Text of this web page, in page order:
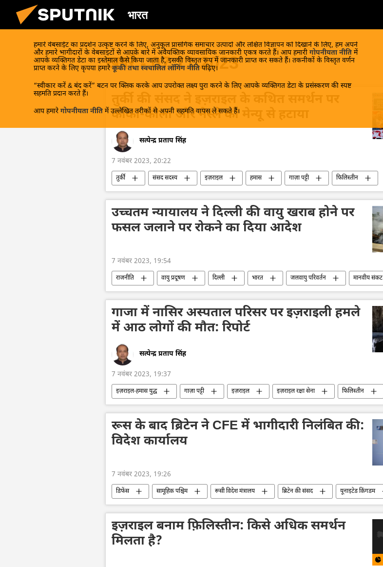
भारत
हमारे वेबसाईट का प्रदर्शन उत्कृष्ट करने के लिए, अनुकूल प्रासंगिक समाचार उत्पादों और लक्षित विज्ञापन को दिखाने के लिए, हम अपने
और हमारे भागीदारों के वेबसाइटों से आपके बारे में अवैयक्तिक व्यावसायिक जानकारी एकत्र करते हैं। आप हमारी गोपनीयता नीति में
आपके व्यक्तिगत डेटा का इस्तेमाल कैसे किया जाता है, इसकी विस्तृत रूप में जानकारी प्राप्त कर सकते हैं। तकनीकों के विस्तृत वर्णन
प्राप्त करने के लिए कृपया हमारे कूकी तथा स्वचालित लॉगिंग नीति पढ़िए।
“स्वीकार करें & बंद करें” बटन पर क्लिक करके आप उपरोक्त लक्ष्य पुरा करने के लिए आपके व्यक्तिगत डेटा के प्रसंस्करण की स्पष्ट
सहमति प्रदान करते हैं।
आप हमारे गोपनीयता नीति में उल्लेखित तरीकों से अपनी सहमति वापस ले सकते हैं।
खबरें - 07.11.2023
कोका-कोला और नेस्ले को मेन्यू से हटाया
सत्येन्द्र प्रताप सिंह
7 नवंबर 2023, 20:22
तुर्की संसद सदस्य इज़राइल हमास गाज़ा पट्टी
फिलिस्तीन
सीमा विवाद
विवाद मध्य पूर्व पेय पदार्थ भोजन इज़राइल-हमास युद्ध
उच्चतम न्यायालय ने दिल्ली की वायु खराब होने पर
फसल जलाने पर रोकने का दिया आदेश
7 नवंबर 2023, 19:54
राजनीति वायु प्रदूषण दिल्ली भारत जलवायु परिवर्तन
मानवीय संकट
सुप्रीम कोर्ट
उत्तर प्रदेश हरियाणा पंजाब राजधानी प्रदूषण
गाजा में नासिर अस्पताल परिसर पर इज़राइली हमले
में आठ लोगों की मौत: रिपोर्ट
सत्येन्द्र प्रताप सिंह
7 नवंबर 2023, 19:37
इज़राइल-हमास युद्ध गाज़ा पट्टी इज़राइल इज़राइल रक्षा सेना
फिलिस्तीन
अस्पताल
बैलिस्टिक मिसाइल सीमा विवाद विवाद मध्य पूर्व
रूस के बाद ब्रिटेन ने CFE में भागीदारी निलंबित की:
विदेश कार्यालय
7 नवंबर 2023, 19:26
डिफेंस सामूहिक पश्चिम रूसी विदेश मंत्रालय ब्रिटेन की संसद
यूनाइटेड किंगडम
यूरोपीय संघ
यूरोपीय सुरक्षा एवं सहयोग संगठन यूरोप रूस पेरिस
इज़राइल बनाम फ़िलिस्तीन: किसे अधिक समर्थन
मिलता है?